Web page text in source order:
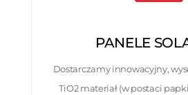
PANELE
Dostarczamy innowacyjny,
TiO2 materiał (w postaci